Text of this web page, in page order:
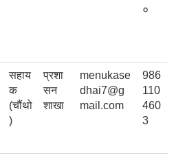
०
सहाय
क
(चौंथो
)
प्रशा
सन
शाखा
menukase
dhai7@g
mail.com
986
110
460
3